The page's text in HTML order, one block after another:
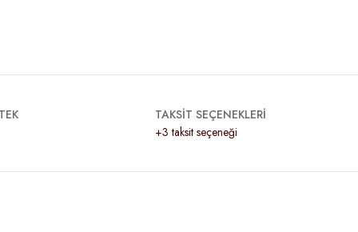
TAKSİT SEÇENEKLERİ
+3 taksit seçeneği